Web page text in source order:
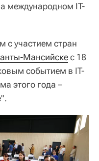
международном IT-
с участием стран
Мансийскес 18
событием в IT-
этого года –